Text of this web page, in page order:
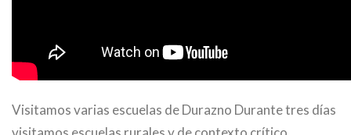
Visitamos varias escuelas de Durazno Durante tres días